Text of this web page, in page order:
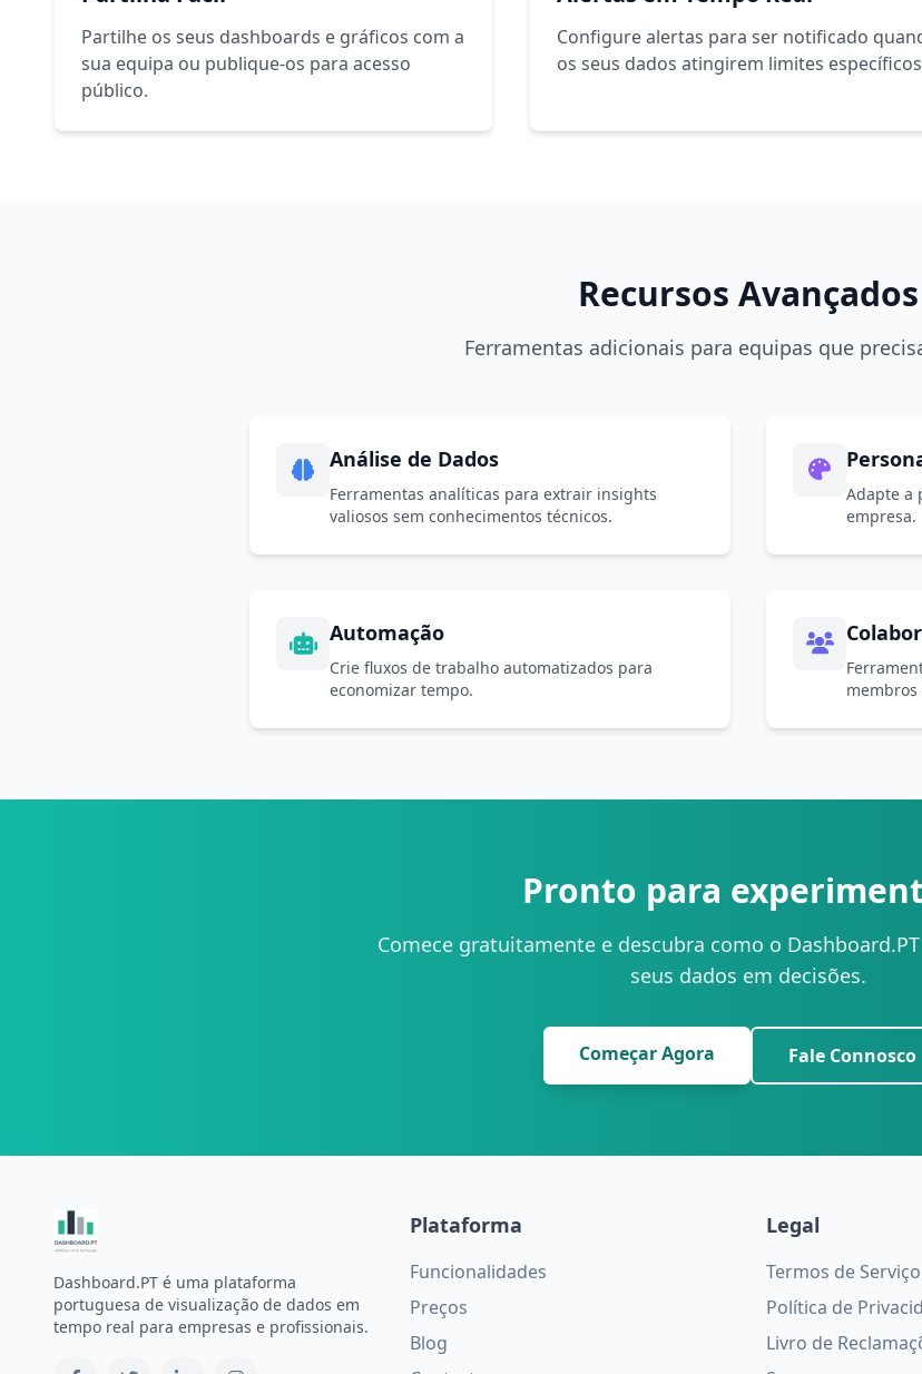
Partilhe os seus dashboards e gráficos com a
sua equipa ou publique-os para acesso
público.
Configure alertas para ser notificado
os seus dados atingirem limites
Recursos Avançados
Ferramentas adicionais para equipas que
Análise de Dados
Ferramentas analíticas para extrair insights
valiosos sem conhecimentos técnicos.
Adapte a
empresa.
Automação
Crie fluxos de trabalho automatizados para
economizar tempo.
Pronto para
Comece gratuitamente e descubra como o
seus dados em decisões.
Começar Agora Fale Connosco
Dashboard.PT é uma plataforma
portuguesa de visualização de dados em
tempo real para empresas e profissionais.
Plataforma
Funcionalidades
Preços
Blog
Legal
Termos de Serviço
Política de
Livro de